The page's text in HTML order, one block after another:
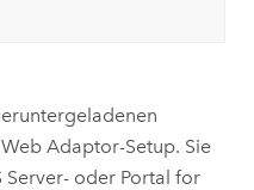
Adaptor-Setup. Sie
Server- oder Portal for